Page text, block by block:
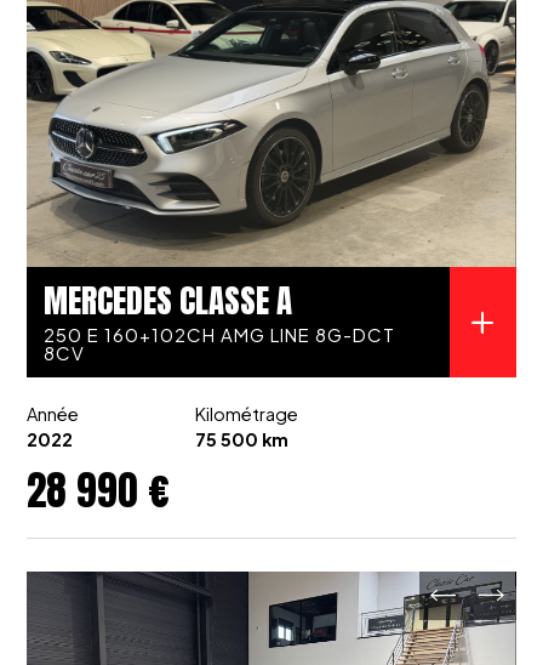
MERCEDES CLASSE A
250 E 160+102CH AMG LINE 8G-DCT
8CV
Année
2022
Kilométrage
75 500 km
28 990 €